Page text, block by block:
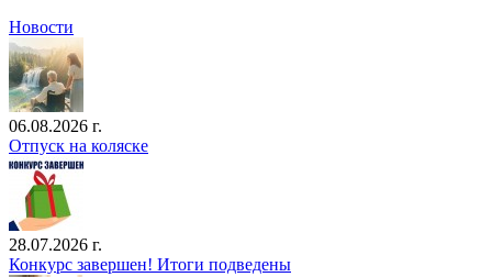
Новости
06.08.2026 г.
Отпуск на коляске
28.07.2026 г.
Конкурс завершен! Итоги подведены